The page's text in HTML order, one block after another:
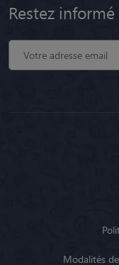
Restez informé
Modalités